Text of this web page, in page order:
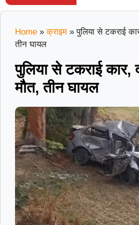
Home » क्राइम »पुलिया से टकराई
तीन घायल
पुलिया से टकराई कार,
मौत, तीन घायल